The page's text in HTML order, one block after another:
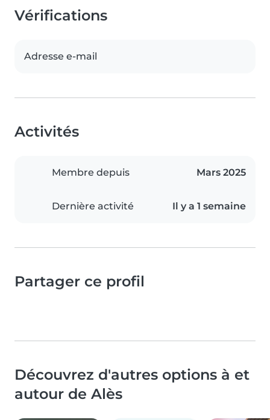
Vérifications
Adresse e-mail
Activités
Membre depuis Mars 2025
Dernière activité Il y a 1 semaine
Partager ce profil
Découvrez d'autres options à et
autour de Alès